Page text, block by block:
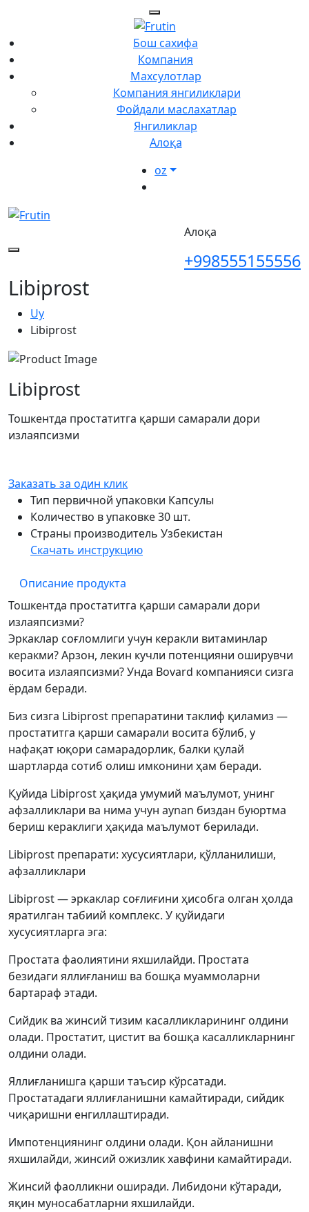
Бош сахифа
Компания
Махсулотлар
Компания янгиликлари
Фойдали маслахатлар
Янгиликлар
Алоқа
oz
Алоқа
+998555155556
Libiprost
Uy
Libiprost
Libiprost
Тошкентда простатитга қарши самарали дори
излаяпсизми
Заказать за один клик
Тип первичной упаковки Капсулы
Количество в упаковке30 шт.
Страны производитель Узбекистан
Скачать инструкцию
Описание продукта
Тошкентда простатитга қарши самарали дори
излаяпсизми?
Эркаклар соғломлиги учун керакли витаминлар
керакми? Арзон, лекин кучли потенцияни оширувчи
восита излаяпсизми? Унда Bovard компанияси сизга
ёрдам беради.
Биз сизга Libiprost препаратини таклиф қиламиз —
простатитга қарши самарали восита бўлиб, у
нафақат юқори самарадорлик, балки қулай
шартларда сотиб олиш имконини ҳам беради.
Қуйида Libiprost ҳақида умумий маълумот, унинг
афзалликлари ва нима учун aynan биздан буюртма
бериш кераклиги ҳақида маълумот берилади.
Libiprost препарати: хусусиятлари, қўлланилиши,
афзалликлари
Libiprost — эркаклар соғлиғини ҳисобга олган ҳолда
яратилган табиий комплекс. У қуйидаги
хусусиятларга эга:
Простата фаолиятини яхшилайди. Простата
безидаги яллиғланиш ва бошқа муаммоларни
бартараф этади.
Сийдик ва жинсий тизим касалликларининг олдини
олади. Простатит, цистит ва бошқа касалликларнинг
олдини олади.
Яллиғланишга қарши таъсир кўрсатади.
Простатадаги яллиғланишни камайтиради, сийдик
чиқаришни енгиллаштиради.
Импотенциянинг олдини олади. Қон айланишни
яхшилайди, жинсий ожизлик хавфини камайтиради.
Жинсий фаолликни оширади. Либидони кўтаради,
яқин муносабатларни яхшилайди.